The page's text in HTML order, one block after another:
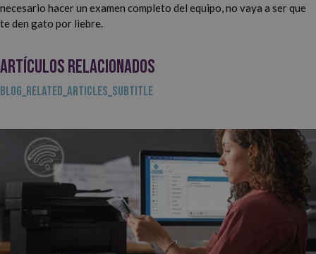
necesario hacer un examen completo del equipo, no vaya a ser que
te den gato por liebre.
ARTÍCULOS RELACIONADOS
BLOG_RELATED_ARTICLES_SUBTITLE